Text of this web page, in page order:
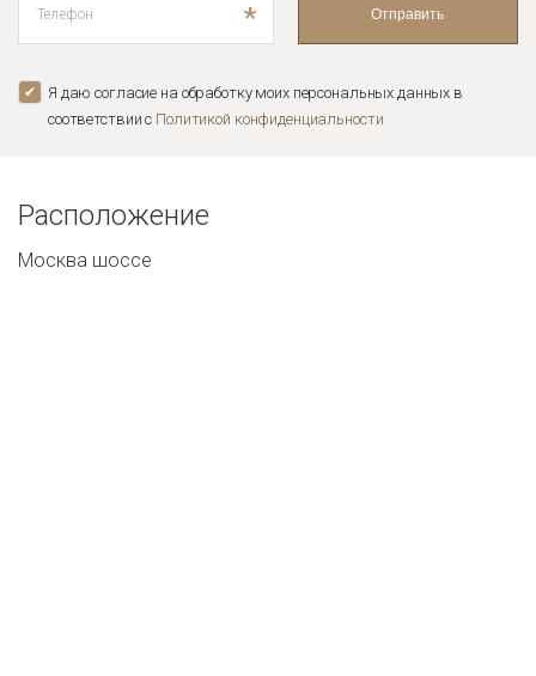
* Отправить
Я даю согласие на обработку моих персональных данных в
соответствии с Политикой конфиденциальноcти
Расположение
Москва шоссе